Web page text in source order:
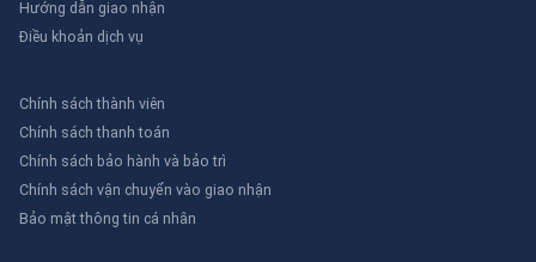
Hướng dẫn giao nhận
Điều khoản dịch vụ
Chính sách thành viên
Chính sách thanh toán
Chính sách bảo hành và bảo trì
Chính sách vận chuyển vào giao nhận
Bảo mật thông tin cá nhân